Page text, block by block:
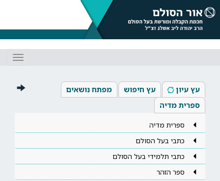
עץ עיון עץ חיפוש
מפתח נושאים
ספרית מדיה
ספרית מדיה
כתבי בעל הסולם
כתבי תלמידי בעל הסולם
ספר הזהר